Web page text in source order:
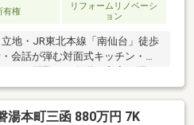
有権
リフォームリノベーシ
ョン
地・JR東北本線「南仙台」徒歩
会話が弾む対面式キッチン・水
納戸とゆとりある収納有▼設備・
年12月室内リフォーム履歴
1階トイレ 等【張替】壁・天井
湯本町三函 880万円 7K